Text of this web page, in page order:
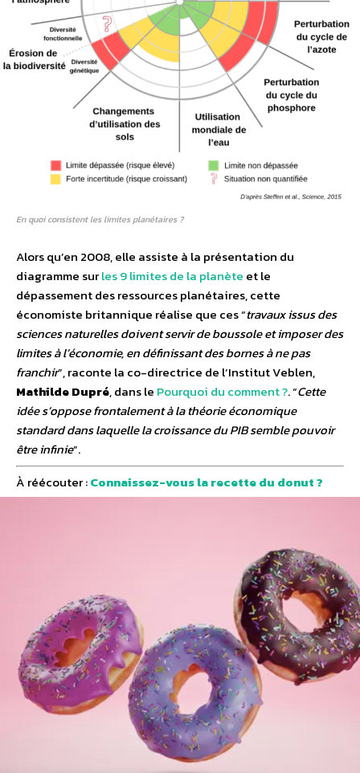
En quoi consistent les limites planétaires ?
Alors qu’en 2008, elle assiste à la présentation du
diagramme surles 9 limites de la planète et le
dépassement des ressources planétaires, cette
économiste britannique réalise que ces “travaux issus des
sciences naturelles doivent servir de boussole et imposer des
limites à l’économie, en définissant des bornes à ne pas
franchir”, raconte la co-directrice de l’Institut Veblen,
Mathilde Dupré, dans le Pourquoi du comment ?. “Cette
idée s’oppose frontalement à la théorie économique
standard dans laquelle la croissance du PIB semble pouvoir
être infinie”.
À réécouter :Connaissez-vous la recette du donut ?